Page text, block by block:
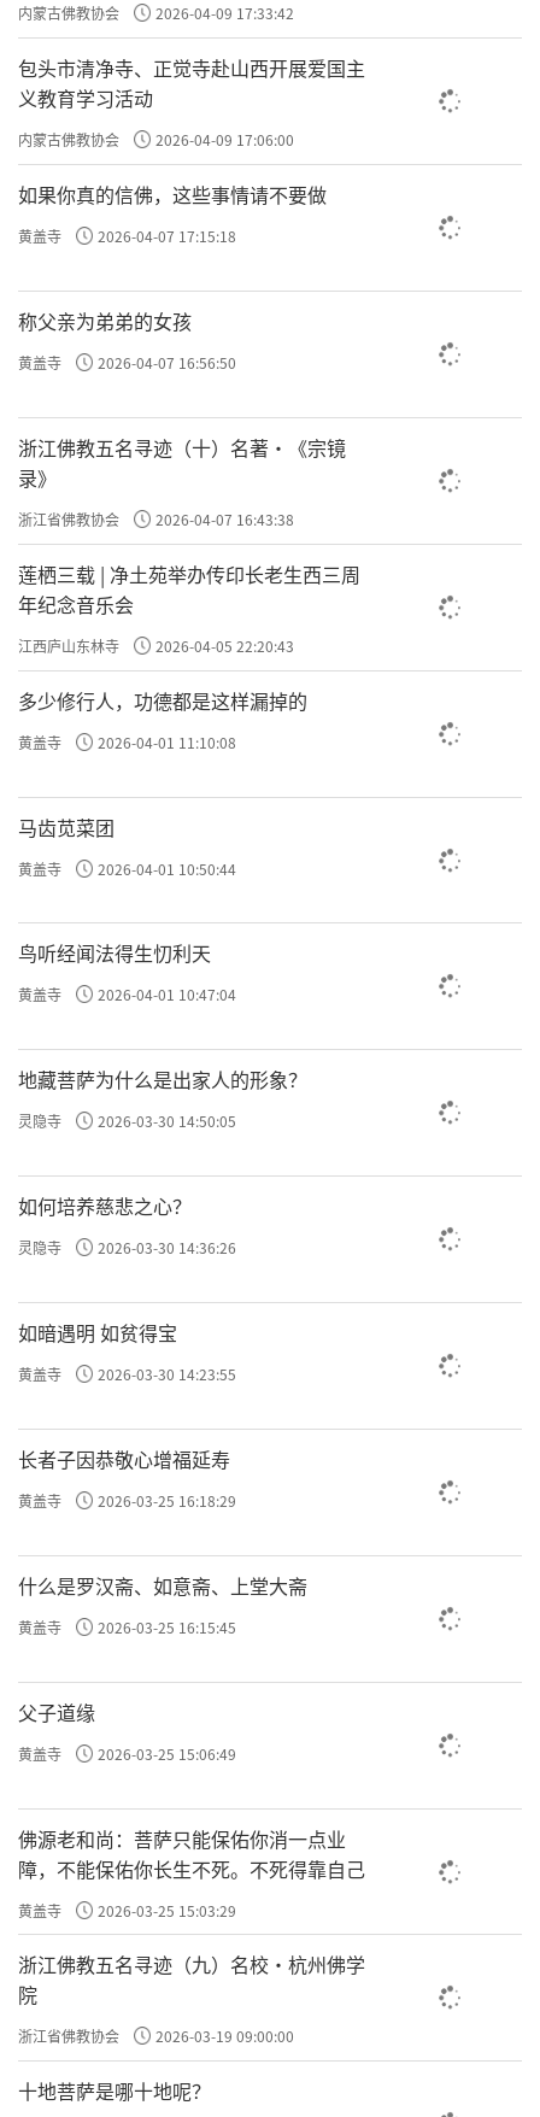
内蒙古佛教协会 2026-04-09 17:33:42
包头市清净寺、正觉寺赴山西开展爱国主
义教育学习活动
内蒙古佛教协会 2026-04-09 17:06:00
如果你真的信佛，这些事情请不要做
黄盖寺 2026-04-07 17:15:18
称父亲为弟弟的女孩
黄盖寺 2026-04-07 16:56:50
浙江佛教五名寻迹（十）名著·《宗镜
录》
浙江省佛教协会 2026-04-07 16:43:38
莲栖三载 | 净土苑举办传印长老生西三周
年纪念音乐会
江西庐山东林寺 2026-04-05 22:20:43
多少修行人，功德都是这样漏掉的
黄盖寺 2026-04-01 11:10:08
马齿苋菜团
黄盖寺 2026-04-01 10:50:44
鸟听经闻法得生忉利天
黄盖寺 2026-04-01 10:47:04
地藏菩萨为什么是出家人的形象？
灵隐寺 2026-03-30 14:50:05
如何培养慈悲之心？
灵隐寺 2026-03-30 14:36:26
如暗遇明 如贫得宝
黄盖寺 2026-03-30 14:23:55
长者子因恭敬心增福延寿
黄盖寺 2026-03-25 16:18:29
什么是罗汉斋、如意斋、上堂大斋
黄盖寺 2026-03-25 16:15:45
父子道缘
黄盖寺 2026-03-25 15:06:49
佛源老和尚：菩萨只能保佑你消一点业
障，不能保佑你长生不死。不死得靠自己
黄盖寺 2026-03-25 15:03:29
浙江佛教五名寻迹（九）名校·杭州佛学
院
浙江省佛教协会 2026-03-19 09:00:00
十地菩萨是哪十地呢？